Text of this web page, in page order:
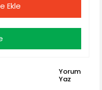
Ekle
Yorum
Yaz